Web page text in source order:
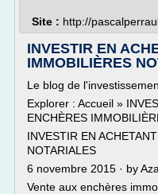
Site : http://
INVESTIR EN
IMMOBILIÈRES
Le blog de
Explorer : Accueil »
ENCHÈRES
INVESTIR EN
NOTARIALES
6 novembre 2015 · by
Vente aux enchères